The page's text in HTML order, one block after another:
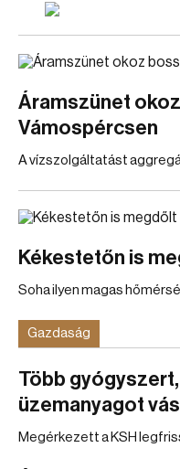
Áramszünet
Vámospércsen
A vízszolgáltatást
Kékestetőn is
Soha ilyen magas
Gazdaság
Több
üzemanyagot
Megérkezett a KSH